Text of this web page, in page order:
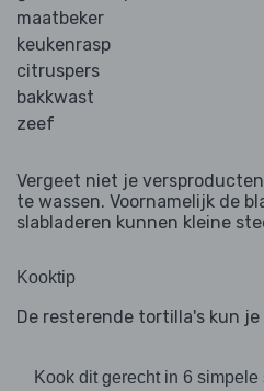
maatbeker
keukenrasp
citruspers
bakkwast
zeef
Vergeet niet je
te wassen. Voornamelijk de
slabladeren kunnen kleine
Kooktip
De resterende tortilla's kun
Kook dit gerecht in 6 simpele